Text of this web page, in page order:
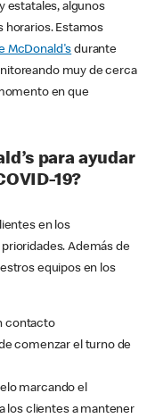
estatales, algunos
horarios. Estamos
McDonald's durante
muy de cerca
en que
para ayudar
19?
en los
Además de
equipos en los
contacto
comenzar el turno de
marcando el
los clientes a mantener